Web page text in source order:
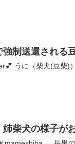
制送還される
うに（柴犬(豆柴)
柴犬の様子が